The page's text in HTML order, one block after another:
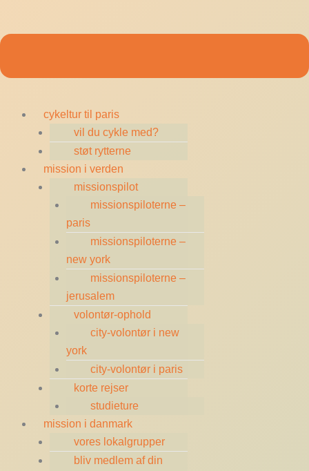
cykeltur til paris
vil du cykle med?
støt rytterne
mission i verden
missionspilot
missionspiloterne –
paris
missionspiloterne –
new york
missionspiloterne –
jerusalem
volontør-ophold
city-volontør i new
york
city-volontør i paris
korte rejser
studieture
mission i danmark
vores lokalgrupper
bliv medlem af din